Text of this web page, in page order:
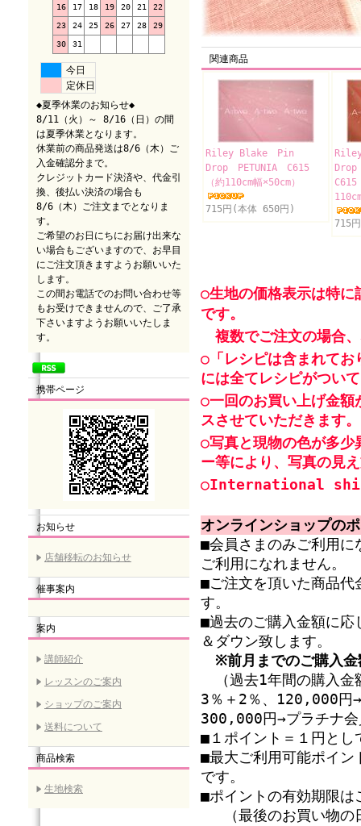
16 17 18 19 20 21 22
23 24 25 26 27 28 29
30 31
今日
定休日
◆夏季休業のお知らせ◆
8/11（火）～ 8/16（日）の間
は夏季休業となります。
休業前の商品発送は8/6（木）ご
入金確認分まで。
クレジットカード決済や、代金引
換、後払い決済の場合も
8/6（木）ご注文までとなりま
す。
ご希望のお日にちにお届け出来な
い場合もございますので、お早目
にご注文頂きますようお願いいた
します。
この間お電話でのお問い合わせ等
もお受けできませんので、ご了承
下さいますようお願いいたしま
す。
携帯ページ
お知らせ
店舗移転のお知らせ
催事案内
案内
講師紹介
レッスンのご案内
ショップのご案内
送料について
商品検索
生地検索
関連商品
Riley Blake Pin
Drop PETUNIA C615
（約110cm幅×50cm）
715円(本体 650円)
715
○生地の価格表示は特に
です。
複数でご注文の場合
○「レシピは含まれてお
には全てレシピがつい
○一回のお買い上げ金
スさせていただきます。
○写真と現物の色が多少
ー等により、写真の見
○International
オンラインショップの
■会員さまのみご利用に
ご利用になれません。
■ご注文を頂いた商品代
す。
■過去のご購入金額に応
＆ダウン致します。
※前月までのご購入
（過去1年間の購入
3％＋2％、120,000円
300,000円→プラチナ会
■１ポイント＝１円とし
■最大ご利用可能ポイン
です。
■ポイントの有効期限は
（最後のお買い物の